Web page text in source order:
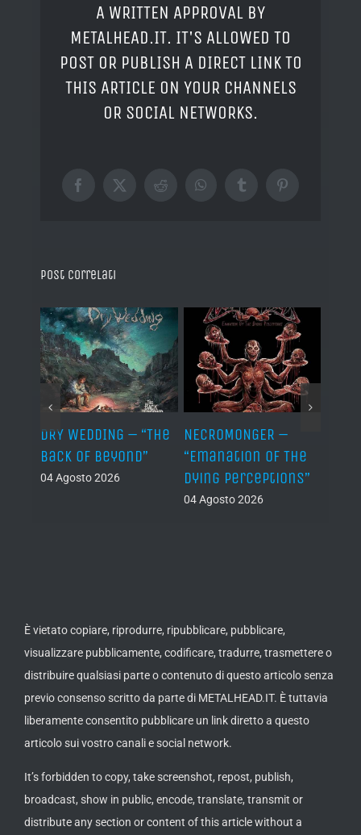
A WRITTEN APPROVAL BY
METALHEAD.IT. IT'S ALLOWED TO
POST OR PUBLISH A DIRECT LINK TO
THIS ARTICLE ON YOUR CHANNELS
OR SOCIAL NETWORKS.
Facebook
X RedditWhatsAppTumblrPinterest
Post correlati
DRY WEDDING – “The
Back Of Beyond”
04 Agosto 2026
NECROMONGER –
“Emanation Of The
Dying Perceptions”
04 Agosto 2026
È vietato copiare, riprodurre, ripubblicare, pubblicare,
visualizzare pubblicamente, codificare, tradurre, trasmettere o
distribuire qualsiasi parte o contenuto di questo articolo senza
previo consenso scritto da parte di METALHEAD.IT. È tuttavia
liberamente consentito pubblicare un link diretto a questo
articolo sui vostro canali e social network.
It’s forbidden to copy, take screenshot, repost, publish,
broadcast, show in public, encode, translate, transmit or
distribute any section or content of this article without a